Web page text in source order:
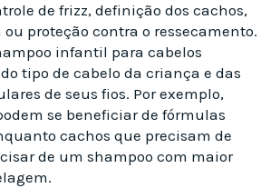
de frizz, definição dos cachos,
proteção contra o ressecamento.
infantil para cabelos
tipo de cabelo da criança e das
de seus fios. Por exemplo,
se beneficiar de fórmulas
cachos que precisam de
de um shampoo com maior